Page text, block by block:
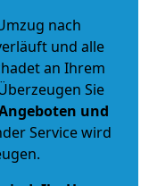
nach
und alle
an Ihrem
Sie
und
Service wird